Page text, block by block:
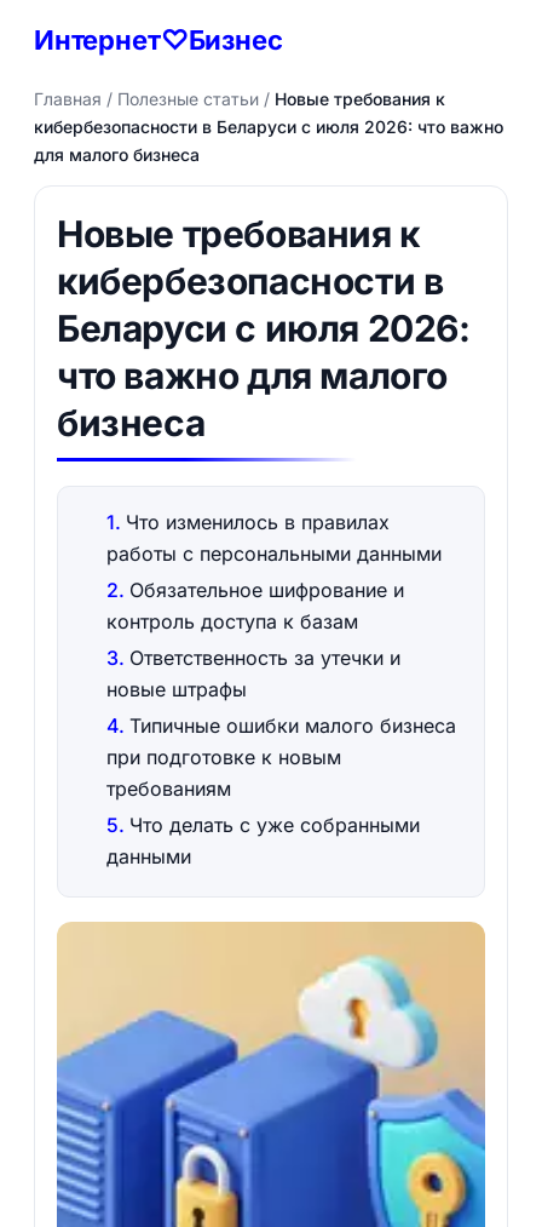
Интернет♡Бизнес
Главная / Полезные статьи/ Новые требования к
кибербезопасности в Беларуси с июля 2026: что важно
для малого бизнеса
Новые требования к
кибербезопасности в
Беларуси с июля 2026:
что важно для малого
бизнеса
Что изменилось в правилах
работы с персональными данными
Обязательное шифрование и
контроль доступа к базам
Ответственность за утечки и
новые штрафы
Типичные ошибки малого бизнеса
при подготовке к новым
требованиям
Что делать с уже собранными
данными